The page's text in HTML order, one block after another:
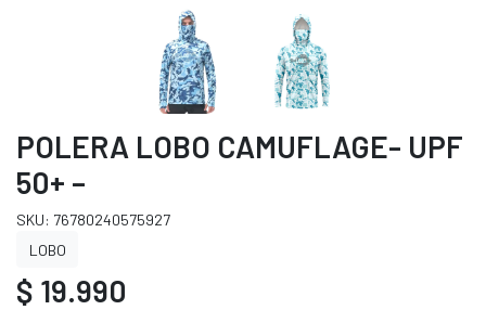
POLERA LOBO CAMUFLAGE- UPF
50+ –
SKU: 76780240575927
LOBO
$ 19.990